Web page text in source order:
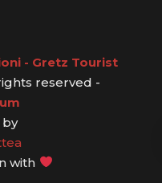
- Gretz Tourist
reserved -
by
with